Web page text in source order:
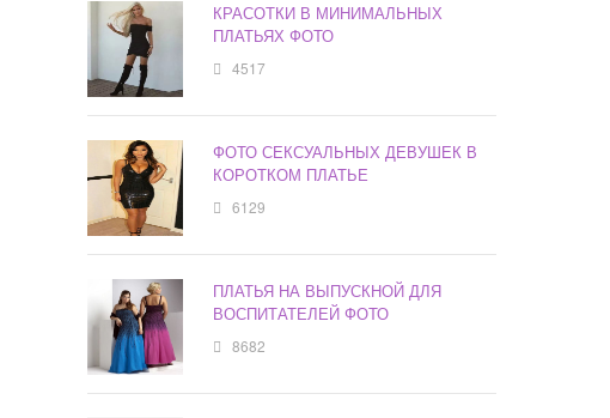
КРАСОТКИ В МИНИМАЛЬНЫХ
ПЛАТЬЯХ ФОТО
4517
ФОТО СЕКСУАЛЬНЫХ ДЕВУШЕК В
КОРОТКОМ ПЛАТЬЕ
6129
ПЛАТЬЯ НА ВЫПУСКНОЙ ДЛЯ
ВОСПИТАТЕЛЕЙ ФОТО
8682